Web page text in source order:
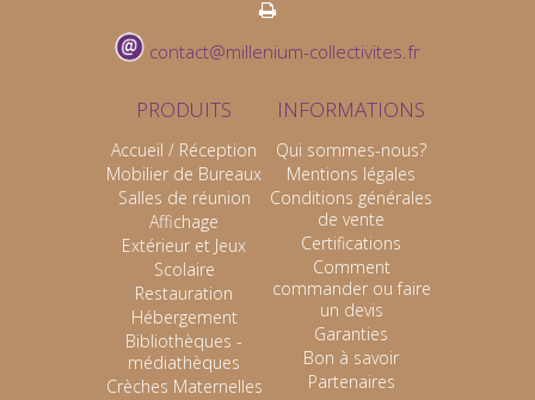
contact@millenium-collectivites.fr
PRODUITS
Accueil / Réception
Mobilier de Bureaux
Salles de réunion
Affichage
Extérieur et Jeux
Scolaire
Restauration
Hébergement
Bibliothèques -
médiathèques
Crèches Maternelles
INFORMATIONS
Qui sommes-nous?
Mentions légales
Conditions générales
de vente
Certifications
Comment
commander ou faire
un devis
Garanties
Bon à savoir
Partenaires